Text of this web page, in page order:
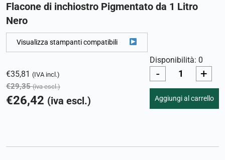
Flacone di inchiostro Pigmentato da 1 Litro
Nero
Visualizza stampanti compatibili
€35,81 (IVA incl.)
€29,35 (iva escl.)
€26,42 (iva escl.)
Disponibilità: 0
- +
Aggiungi al carrello